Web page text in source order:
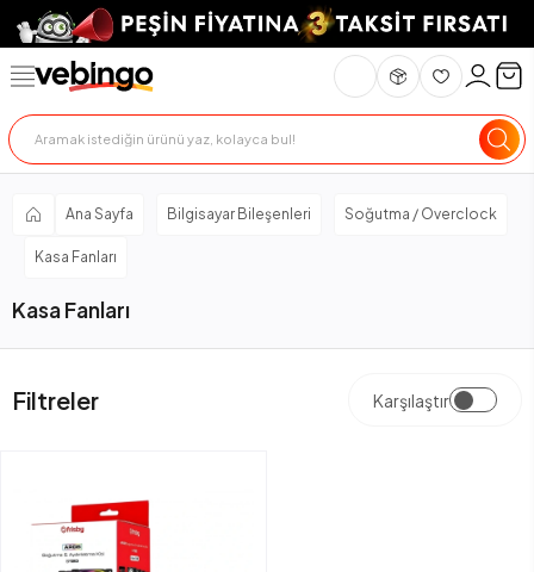
Ana Sayfa Bilgisayar Bileşenleri Soğutma / Overclock
Kasa Fanları
Kasa Fanları
Filtreler Karşılaştır